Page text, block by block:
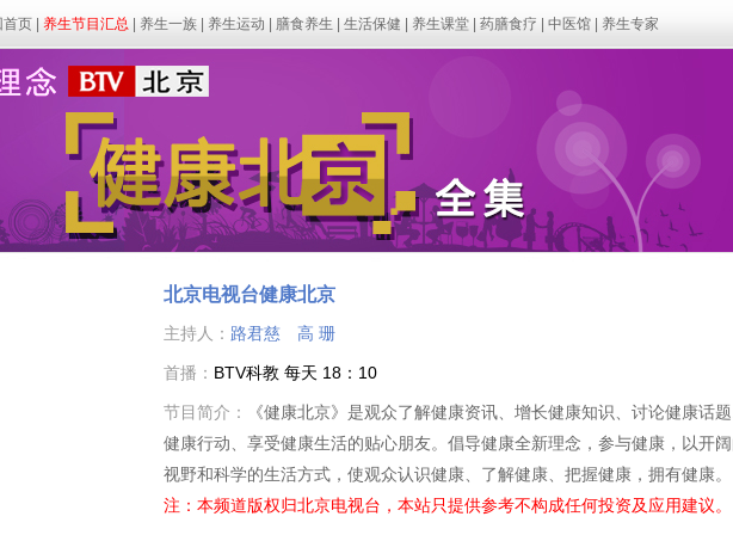
首页 养生节目汇总 养生一族 养生运动 膳食养生 生活保健 养生课堂 药膳食疗 中医馆 养生专家
北京电视台健康北京
主持人： 路君慈 高 珊
首播： BTV科教 每天 18：10
节目简介：
《健康北京》是观众了解健康资讯、增长健康知识、讨论健康话
健康行动、享受健康生活的贴心朋友。倡导健康全新理念，参与健康，以开
视野和科学的生活方式，使观众认识健康、了解健康、把握健康，拥有健康。
注：本频道版权归北京电视台，本站只提供参考不构成任何投资及应用建议。